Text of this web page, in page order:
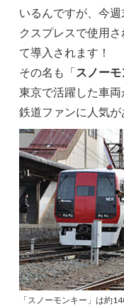
いるんですが、今
クスプレスで使用
て導入されます！
その名も「スノー
東京で活躍した車
鉄道ファンに人気が
「スノーモンキー」は約